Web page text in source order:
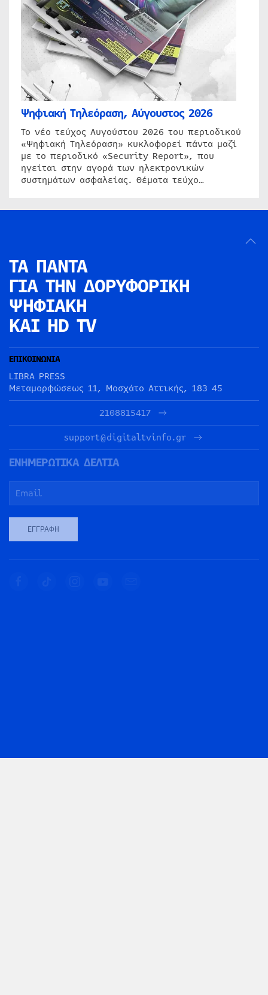
Ψηφιακή Τηλεόραση, Αύγουστος 2026
Το νέο τεύχος Αυγούστου 2026 του περιοδικού
«Ψηφιακή Τηλεόραση» κυκλοφορεί πάντα μαζί
με το περιοδικό «Security Report», που
ηγείται στην αγορά των ηλεκτρονικών
συστημάτων ασφαλείας. Θέματα τεύχο…
ΤΑ ΠΑΝΤΑ
ΓΙΑ ΤΗΝ ΔΟΡΥΦΟΡΙΚΗ
ΨΗΦΙΑΚΗ
ΚΑΙ HD TV
ΕΠΙΚΟΙΝΩΝΙΑ
LIBRA PRESS
Μεταμορφώσεως 11, Μοσχάτο Αττικής, 183 45
2108815417
support@digitaltvinfo.gr
ΕΝΗΜΕΡΩΤΙΚΑ ΔΕΛΤΙΑ
ΕΓΓΡΑΦΉ